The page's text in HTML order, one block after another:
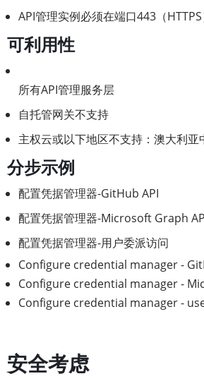
API管理实例必须在端口443（
可利用性
所有API管理服务层
自托管网关不支持
主权云或以下地区不支持：澳大利
分步示例
配置凭据管理器-GitHub API
配置凭据管理器-Microsoft Graph
配置凭据管理器-用户委派访问
Configure credential manager -
Configure credential manager -
Configure credential manager -
安全考虑